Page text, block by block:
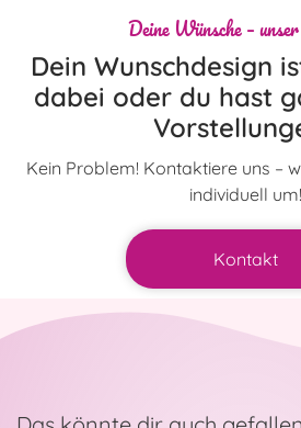
Deine Wünsche –
Dein Wunschdesign
dabei oder du hast
Kein Problem! Kontaktiere uns –
individuell um!
Kontakt